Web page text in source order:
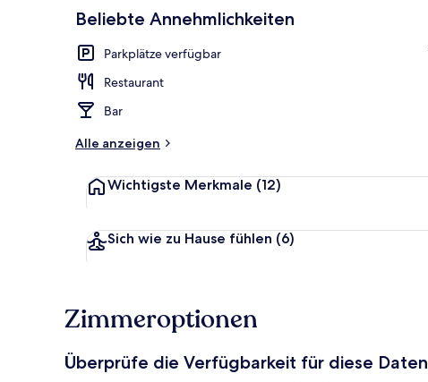
Beliebte Annehmlichkeiten
Parkplätze verfügbar
Restaurant
Bar
Alle anzeigen
Wichtigste Merkmale (12)
Sich wie zu Hause fühlen (6)
Zimmeroptionen
Überprüfe die Verfügbarkeit für diese Daten